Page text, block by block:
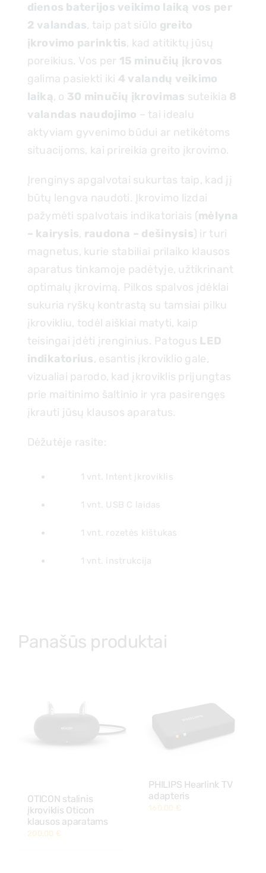
dienos baterijos veikimo laiką vos per
2 valandas, taip pat siūlo greito
įkrovimo parinktis, kad atitiktų jūsų
poreikius. Vos per 15 minučių įkrovos
galima pasiekti iki 4 valandų veikimo
laiką, o 30 minučių įkrovimas suteikia 8
valandas naudojimo – tai idealu
aktyviam gyvenimo būdui ar netikėtoms
situacijoms, kai prireikia greito įkrovimo.
Įrenginys apgalvotai sukurtas taip, kad jį
būtų lengva naudoti. Įkrovimo lizdai
pažymėti spalvotais indikatoriais (mėlyna
– kairysis, raudona – dešinysis) ir turi
magnetus, kurie stabiliai prilaiko klausos
aparatus tinkamoje padėtyje, užtikrinant
optimalų įkrovimą. Pilkos spalvos įdėklai
sukuria ryškų kontrastą su tamsiai pilku
įkrovikliu, todėl aiškiai matyti, kaip
teisingai įdėti įrenginius. Patogus LED
indikatorius, esantis įkroviklio gale,
vizualiai parodo, kad įkroviklis prijungtas
prie maitinimo šaltinio ir yra pasirengęs
įkrauti jūsų klausos aparatus.
Dėžutėje rasite:
1 vnt. Intent įkroviklis
1 vnt. USB C laidas
1 vnt. rozetės kištukas
1 vnt. instrukcija
Panašūs produktai
OTICON stalinis
įkroviklis Oticon
klausos aparatams
200,00 €
PHILIPS Hearlink TV
adapteris
160,00 €